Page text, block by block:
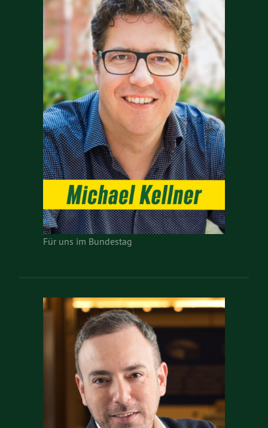
Für uns im Bundestag